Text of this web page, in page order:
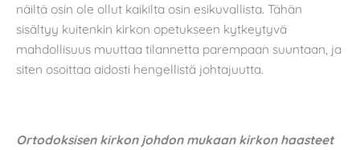
näiltä osin ole ollut kaikilta osin esikuvallista. Tähän
sisältyy kuitenkin kirkon opetukseen kytkeytyvä
mahdollisuus muuttaa tilannetta parempaan suuntaan, ja
siten osoittaa aidosti hengellistä johtajuutta.
Ortodoksisen kirkon johdon mukaan kirkon haasteet